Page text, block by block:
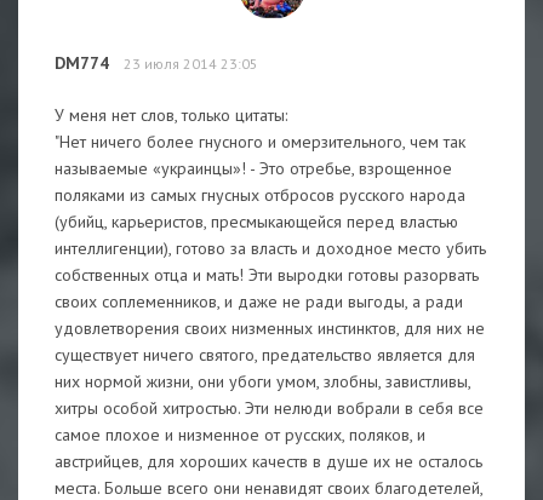
DM774 23 июля 2014 23:05
У меня нет слов, только цитаты:
"Нет ничего более гнусного и омерзительного, чем так
называемые «украинцы»! - Это отребье, взрощенное
поляками из самых гнусных отбросов русского народа
(убийц, карьеристов, пресмыкающейся перед властью
интеллигенции), готово за власть и доходное место убить
собственных отца и мать! Эти выродки готовы разорвать
своих соплеменников, и даже не ради выгоды, а ради
удовлетворения своих низменных инстинктов, для них не
существует ничего святого, предательство является для
них нормой жизни, они убоги умом, злобны, завистливы,
хитры особой хитростью. Эти нелюди вобрали в себя все
самое плохое и низменное от русских, поляков, и
австрийцев, для хороших качеств в душе их не осталось
места. Больше всего они ненавидят своих благодетелей,